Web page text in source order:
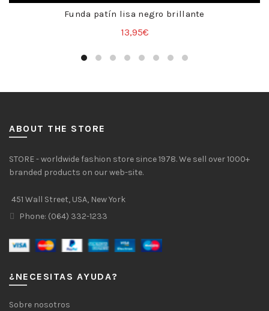
+
Funda patín lisa negro brillante
13,95€
ABOUT THE STORE
STORE - worldwide fashion store since 1978. We sell over 1000+
branded products on our web-site.
451 Wall Street, USA, New York
Phone: (064) 332-1233
¿NECESITAS AYUDA?
Sobre nosotros